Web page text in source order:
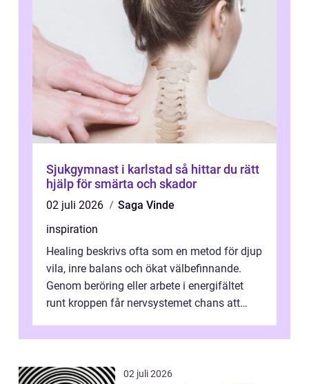
Sjukgymnast i karlstad så hittar du rätt
hjälp för smärta och skador
02 juli 2026
Saga Vinde
inspiration
Healing beskrivs ofta som en metod för djup
vila, inre balans och ökat välbefinnande.
Genom beröring eller arbete i energifältet
runt kroppen får nervsystemet chans att
02 juli 2026